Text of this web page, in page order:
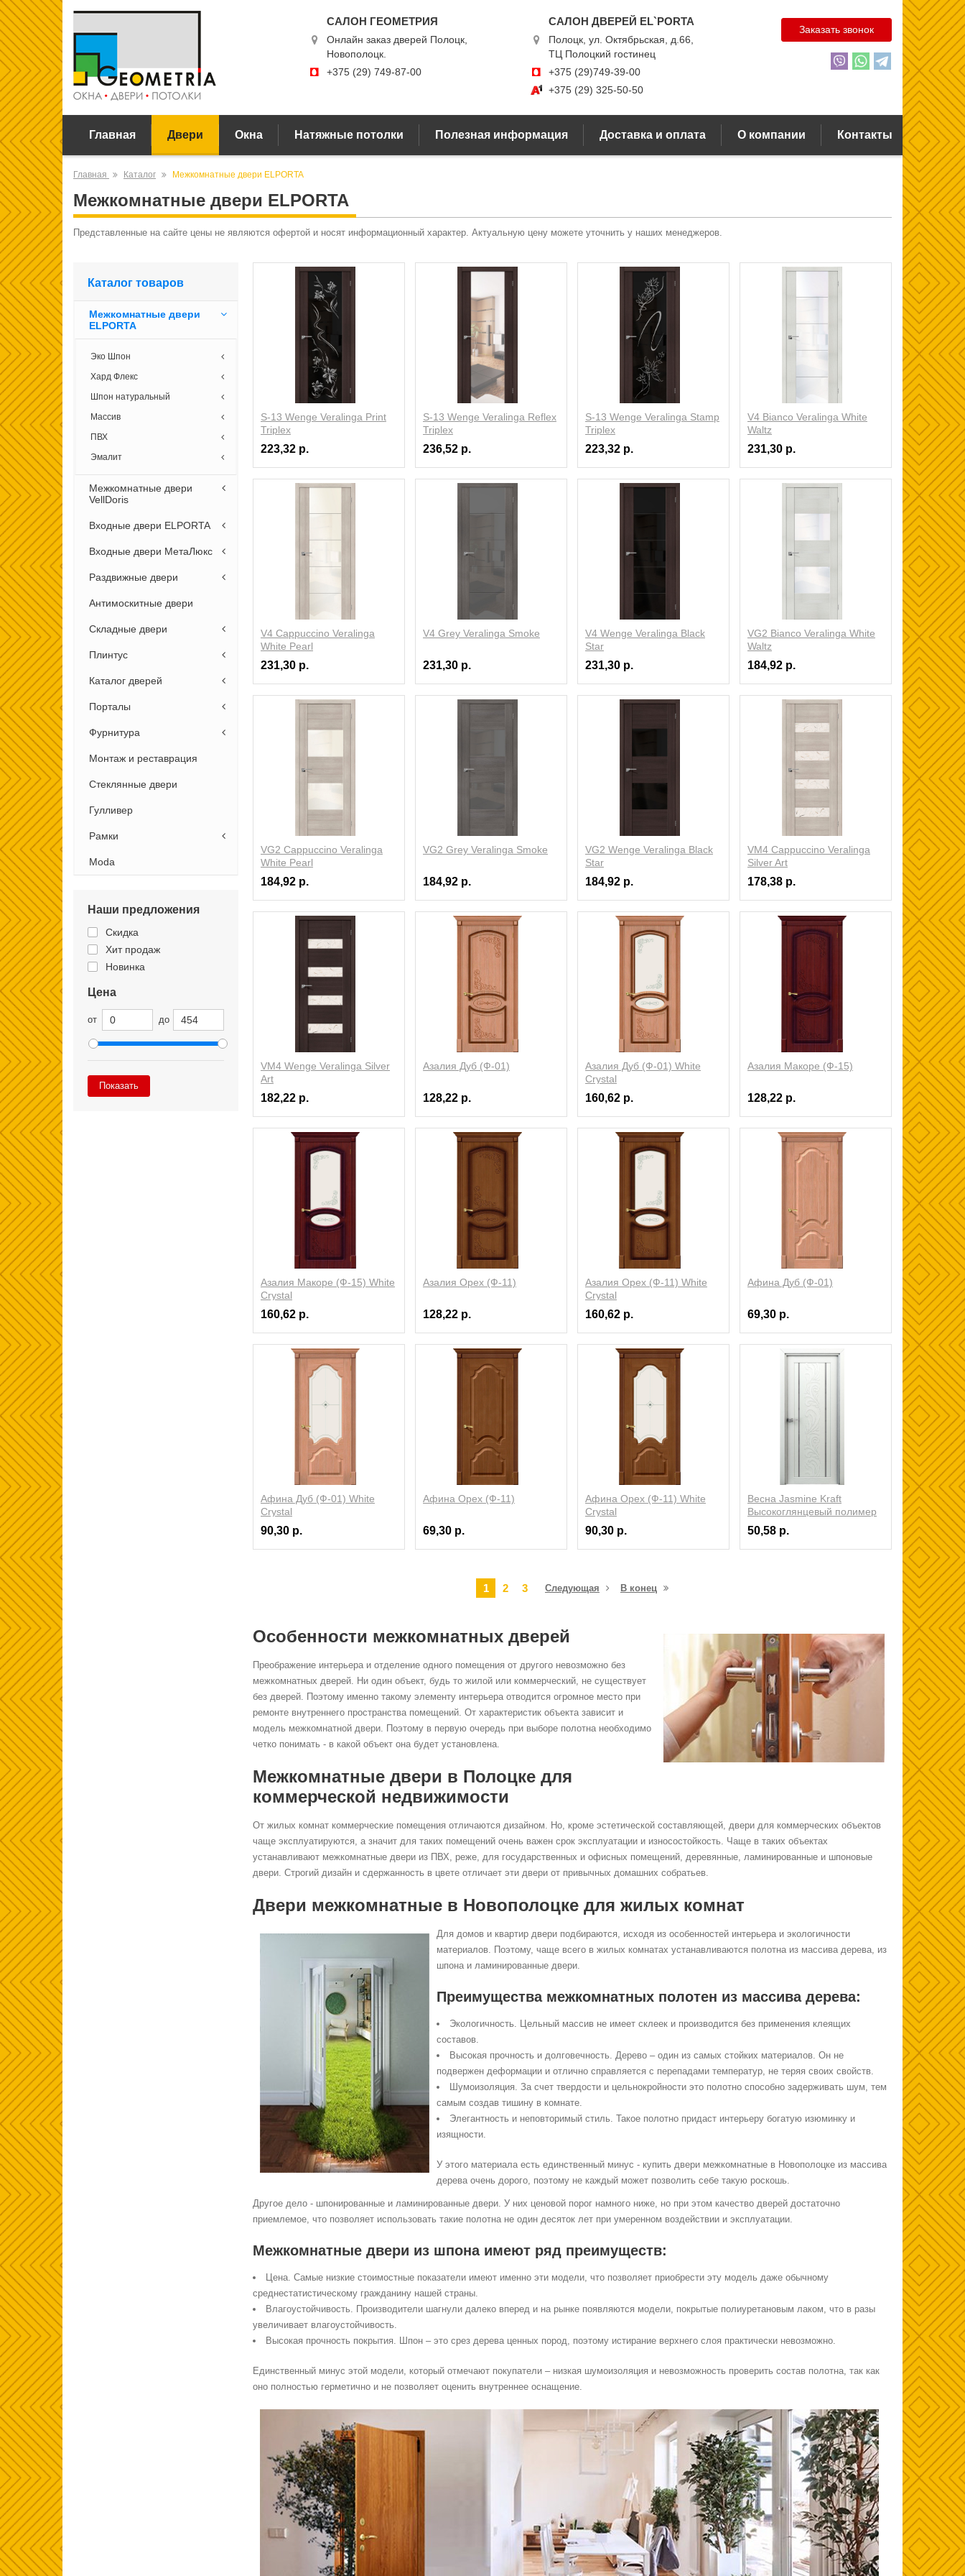
Заказать звонок
САЛОН ГЕОМЕТРИЯ
Онлайн заказ дверей Полоцк,
Новополоцк.
+375 (29) 749-87-00
САЛОН ДВЕРЕЙ EL`PORTA
Полоцк, ул. Октябрьская, д.66,
ТЦ Полоцкий гостинец
+375 (29)749-39-00
+375 (29) 325-50-50
Главная Двери Окна Натяжные потолки Полезная информация Доставка и оплата О компании Контакты
Главная Каталог Межкомнатные двери ELPORTA
Межкомнатные двери ELPORTA
Представленные на сайте цены не являются офертой и носят информационный характер. Актуальную цену можете уточнить у наших менеджеров.
Каталог товаров
Межкомнатные двери
ELPORTA
Эко Шпон
Хард Флекс
Шпон натуральный
Массив
ПВХ
Эмалит
Межкомнатные двери
VellDoris
Входные двери ELPORTA
Входные двери МетаЛюкс
Раздвижные двери
Антимоскитные двери
Складные двери
Плинтус
Каталог дверей
Порталы
Фурнитура
Монтаж и реставрация
Стеклянные двери
Гулливер
Рамки
Moda
Наши предложения
Скидка
Хит продаж
Новинка
Цена
от до
Показать
S-13 Wenge Veralinga Print
Triplex
223,32 р.
S-13 Wenge Veralinga Reflex
Triplex
236,52 р.
S-13 Wenge Veralinga Stamp
Triplex
223,32 р.
V4 Bianco Veralinga White
Waltz
231,30 р.
V4 Cappuccino Veralinga
White Pearl
231,30 р.
V4 Grey Veralinga Smoke
231,30 р.
V4 Wenge Veralinga Black
Star
231,30 р.
VG2 Bianco Veralinga White
Waltz
184,92 р.
VG2 Cappuccino Veralinga
White Pearl
184,92 р.
VG2 Grey Veralinga Smoke
184,92 р.
VG2 Wenge Veralinga Black
Star
184,92 р.
VM4 Cappuccino Veralinga
Silver Art
178,38 р.
VM4 Wenge Veralinga Silver
Art
182,22 р.
Азалия Дуб (Ф-01)
128,22 р.
Азалия Дуб (Ф-01) White
Crystal
160,62 р.
Азалия Макоре (Ф-15)
128,22 р.
Азалия Макоре (Ф-15) White
Crystal
160,62 р.
Азалия Орех (Ф-11)
128,22 р.
Азалия Орех (Ф-11) White
Crystal
160,62 р.
Афина Дуб (Ф-01)
69,30 р.
Афина Дуб (Ф-01) White
Crystal
90,30 р.
Афина Орех (Ф-11)
69,30 р.
Афина Орех (Ф-11) White
Crystal
90,30 р.
Весна Jasmine Kraft
Высокоглянцевый полимер
50,58 р.
1 2 3 Следующая В конец
Особенности межкомнатных дверей
Преображение интерьера и отделение одного помещения от другого невозможно без
межкомнатных дверей. Ни один объект, будь то жилой или коммерческий, не существует
без дверей. Поэтому именно такому элементу интерьера отводится огромное место при
ремонте внутреннего пространства помещений. От характеристик объекта зависит и
модель межкомнатной двери. Поэтому в первую очередь при выборе полотна необходимо
четко понимать - в какой объект она будет установлена.
Межкомнатные двери в Полоцке для
коммерческой недвижимости
От жилых комнат коммерческие помещения отличаются дизайном. Но, кроме эстетической составляющей, двери для коммерческих объектов
чаще эксплуатируются, а значит для таких помещений очень важен срок эксплуатации и износостойкость. Чаще в таких объектах
устанавливают межкомнатные двери из ПВХ, реже, для государственных и офисных помещений, деревянные, ламинированные и шпоновые
двери. Строгий дизайн и сдержанность в цвете отличает эти двери от привычных домашних собратьев.
Двери межкомнатные в Новополоцке для жилых комнат
Для домов и квартир двери подбираются, исходя из особенностей интерьера и экологичности
материалов. Поэтому, чаще всего в жилых комнатах устанавливаются полотна из массива дерева, из
шпона и ламинированные двери.
Преимущества межкомнатных полотен из массива дерева:
Экологичность. Цельный массив не имеет склеек и производится без применения клеящих
составов.
Высокая прочность и долговечность. Дерево – один из самых стойких материалов. Он не
подвержен деформации и отлично справляется с перепадами температур, не теряя своих свойств.
Шумоизоляция. За счет твердости и цельнокройности это полотно способно задерживать шум, тем
самым создав тишину в комнате.
Элегантность и неповторимый стиль. Такое полотно придаст интерьеру богатую изюминку и
изящности.
У этого материала есть единственный минус - купить двери межкомнатные в Новополоцке из массива
дерева очень дорого, поэтому не каждый может позволить себе такую роскошь.
Другое дело - шпонированные и ламинированные двери. У них ценовой порог намного ниже, но при этом качество дверей достаточно
приемлемое, что позволяет использовать такие полотна не один десяток лет при умеренном воздействии и эксплуатации.
Межкомнатные двери из шпона имеют ряд преимуществ:
Цена. Самые низкие стоимостные показатели имеют именно эти модели, что позволяет приобрести эту модель даже обычному
среднестатистическому гражданину нашей страны.
Влагоустойчивость. Производители шагнули далеко вперед и на рынке появляются модели, покрытые полиуретановым лаком, что в разы
увеличивает влагоустойчивость.
Высокая прочность покрытия. Шпон – это срез дерева ценных пород, поэтому истирание верхнего слоя практически невозможно.
Единственный минус этой модели, который отмечают покупатели – низкая шумоизоляция и невозможность проверить состав полотна, так как
оно полностью герметично и не позволяет оценить внутреннее оснащение.